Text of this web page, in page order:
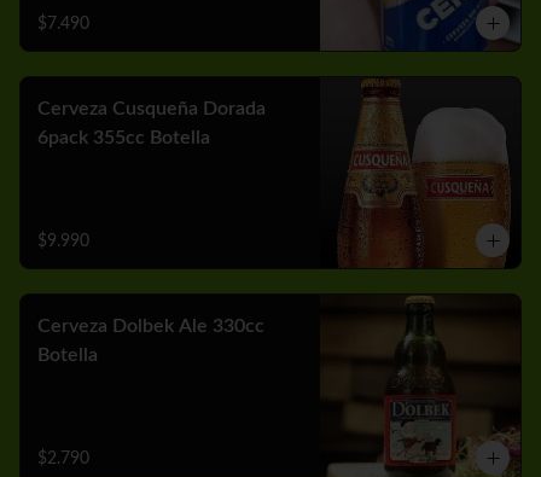
$7.490
Cerveza Cusqueña Dorada
6pack 355cc Botella
$9.990
Cerveza Dolbek Ale 330cc
Botella
$2.790